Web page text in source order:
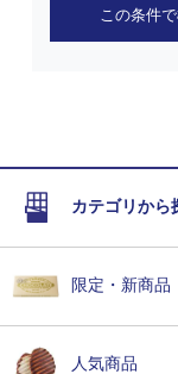
この条件
カテゴリから
限定・新商品
人気商品